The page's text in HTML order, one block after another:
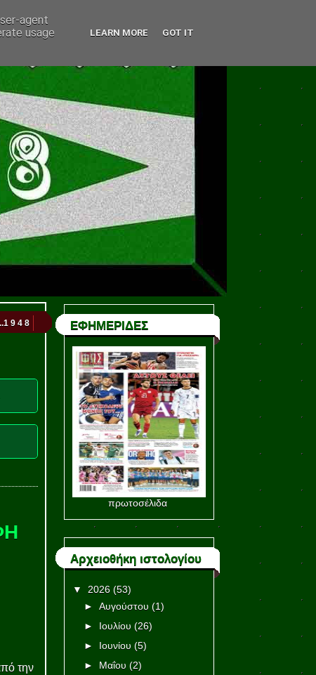
9 4 8
την
ΕΦΗΜΕΡΙΔΕΣ
πρωτοσέλιδα
Αρχειοθήκη ιστολογίου
▼ 2026 (53)
►Αυγούστου (1)
► Ιουλίου (26)
► Ιουνίου (5)
► Μαΐου (2)
agent
usage
LEARN MORE GOT IT